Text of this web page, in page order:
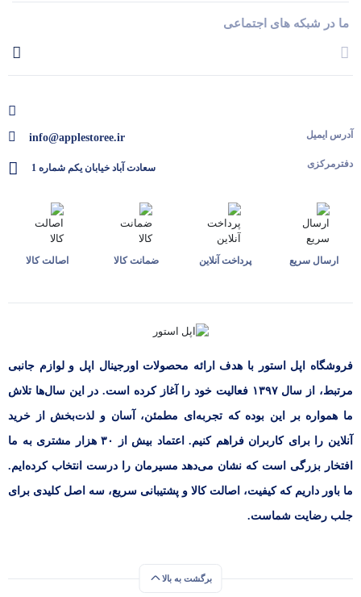
ما در شبکه های اجتماعی
آدرس ایمیل
دفترمرکزی
info@applestoree.ir
سعادت آباد خیابان یکم شماره 1
ارسال سریع پرداخت آنلاین ضمانت کالا اصالت کالا
فروشگاه اپل استور با هدف ارائه‌ محصولات اورجینال اپل و لوازم جانبی
مرتبط، از سال ۱۳۹۷ فعالیت خود را آغاز کرده است. در این سال‌ها تلاش
ما همواره بر این بوده که تجربه‌ای مطمئن، آسان و لذت‌بخش از خرید
آنلاین را برای کاربران فراهم کنیم. اعتماد بیش از ۳۰ هزار مشتری به ما
افتخار بزرگی است که نشان می‌دهد مسیرمان را درست انتخاب کرده‌ایم.
ما باور داریم که کیفیت، اصالت کالا و پشتیبانی سریع، سه اصل کلیدی برای
جلب رضایت شماست.
برگشت به بالا